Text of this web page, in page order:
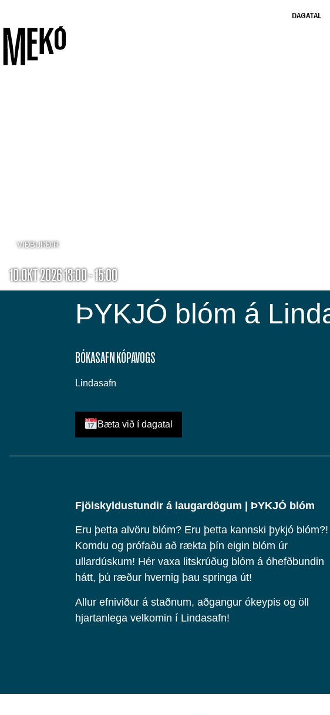
DAGATAL
VIÐBURÐIR
10.OKT 2026 13:00 - 15:00
ÞYKJÓ blóm á
BÓKASAFN KÓPAVOGS
Lindasafn
Bæta við í dagatal
Fjölskyldustundir á laugardögum | ÞYKJÓ blóm
Eru þetta alvöru blóm? Eru þetta kannski þykjó blóm?!
Komdu og prófaðu að rækta þín eigin blóm úr
ullardúskum! Hér vaxa litskrúðug blóm á óhefðbundin
hátt, þú ræður hvernig þau springa út!
Allur efniviður á staðnum, aðgangur ókeypis og öll
hjartanlega velkomin í Lindasafn!